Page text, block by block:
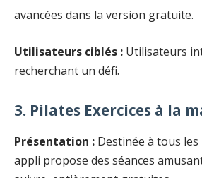
avancées dans la version gratuite.
Utilisateurs ciblés : Utilisateurs
recherchant un défi.
3. Pilates Exercices à la
Présentation : Destinée à tous
appli propose des séances